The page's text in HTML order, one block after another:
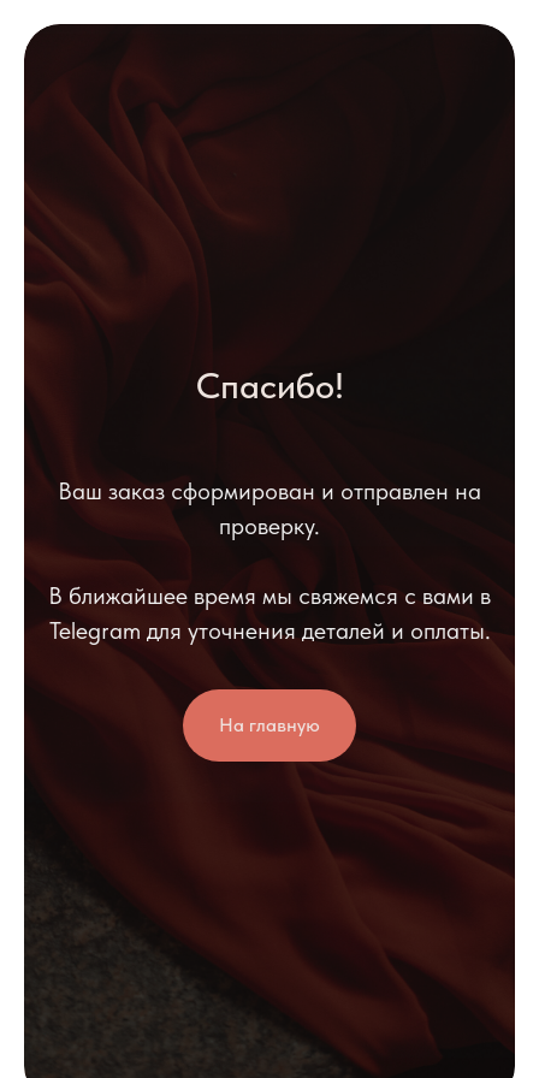
Спасибо!
Ваш заказ сформирован и отправлен на
проверку.
В ближайшее время мы свяжемся с вами в
Telegram для уточнения деталей и оплаты.
На главную